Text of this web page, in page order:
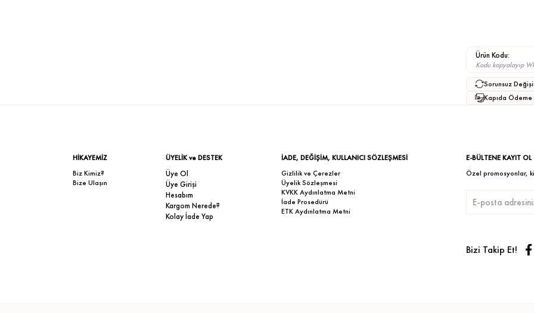
Ürün Kodu:
Kodu kopyalayıp
Sorunsuz
Kapıda Ödeme
HİKAYEMİZ
Biz Kimiz?
Bize Ulaşın
ÜYELİK ve DESTEK
Üye Ol
Üye Girişi
Hesabım
Kargom Nerede?
Kolay İade Yap
İADE, DEĞİŞİM, KULLANICI SÖZLEŞMESİ
Gizlilik ve Çerezler
Üyelik Sözleşmesi
KVKK Aydınlatma Metni
İade Prosedürü
ETK Aydınlatma Metni
E-BÜLTENE KAYIT OL
Özel promosyonlar,
Bizi Takip Et!